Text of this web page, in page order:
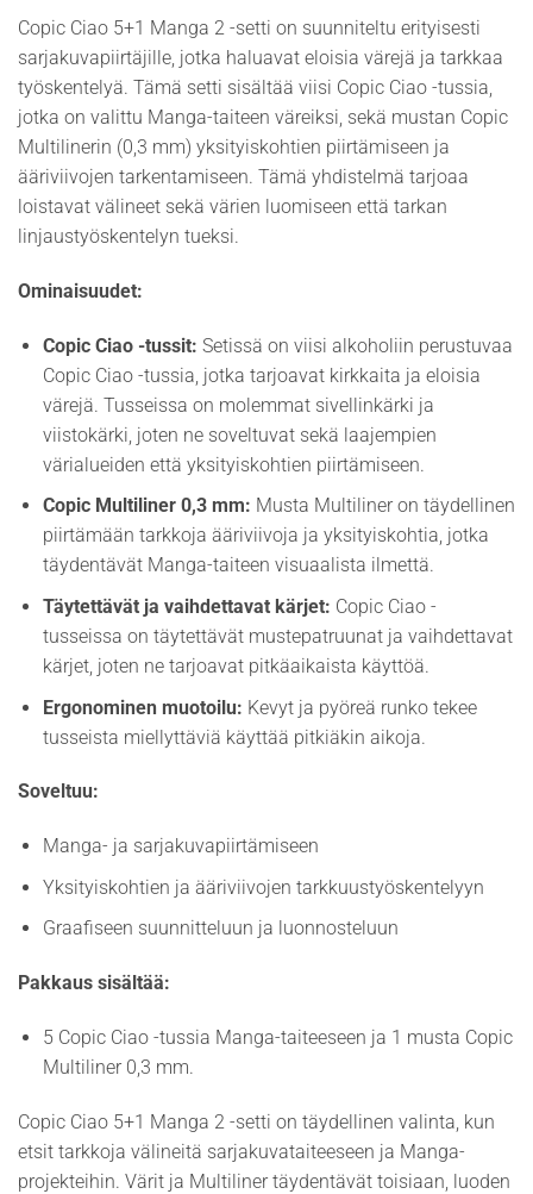
Copic Ciao 5+1 Manga 2 -setti on suunniteltu erityisesti
sarjakuvapiirtäjille, jotka haluavat eloisia värejä ja tarkkaa
työskentelyä. Tämä setti sisältää viisi Copic Ciao -tussia,
jotka on valittu Manga-taiteen väreiksi, sekä mustan Copic
Multilinerin (0,3 mm) yksityiskohtien piirtämiseen ja
ääriviivojen tarkentamiseen. Tämä yhdistelmä tarjoaa
loistavat välineet sekä värien luomiseen että tarkan
linjaustyöskentelyn tueksi.
Ominaisuudet:
Copic Ciao -tussit: Setissä on viisi alkoholiin perustuvaa
Copic Ciao -tussia, jotka tarjoavat kirkkaita ja eloisia
värejä. Tusseissa on molemmat sivellinkärki ja
viistokärki, joten ne soveltuvat sekä laajempien
värialueiden että yksityiskohtien piirtämiseen.
Copic Multiliner 0,3 mm: Musta Multiliner on täydellinen
piirtämään tarkkoja ääriviivoja ja yksityiskohtia, jotka
täydentävät Manga-taiteen visuaalista ilmettä.
Täytettävät ja vaihdettavat kärjet: Copic Ciao -
tusseissa on täytettävät mustepatruunat ja vaihdettavat
kärjet, joten ne tarjoavat pitkäaikaista käyttöä.
Ergonominen muotoilu: Kevyt ja pyöreä runko tekee
tusseista miellyttäviä käyttää pitkiäkin aikoja.
Soveltuu:
Manga- ja sarjakuvapiirtämiseen
Yksityiskohtien ja ääriviivojen tarkkuustyöskentelyyn
Graafiseen suunnitteluun ja luonnosteluun
Pakkaus sisältää:
5 Copic Ciao -tussia Manga-taiteeseen ja 1 musta Copic
Multiliner 0,3 mm.
Copic Ciao 5+1 Manga 2 -setti on täydellinen valinta, kun
etsit tarkkoja välineitä sarjakuvataiteeseen ja Manga-
projekteihin. Värit ja Multiliner täydentävät toisiaan, luoden